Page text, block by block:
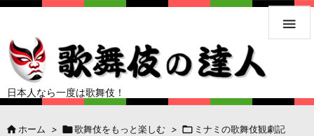
日本人なら一度は歌舞伎！

 ホーム > 歌舞伎をもっと楽しむ >  ミナミの歌舞伎観劇記